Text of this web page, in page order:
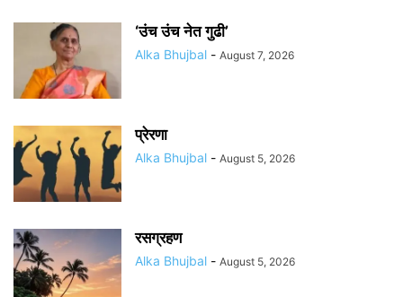
‘उंच उंच नेत गुढी’
Alka Bhujbal - August 7, 2026
प्रेरणा
Alka Bhujbal - August 5, 2026
रसग्रहण
Alka Bhujbal - August 5, 2026